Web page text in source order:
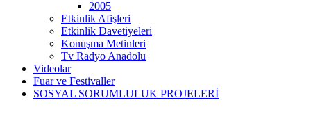
2005
Etkinlik Afişleri
Etkinlik Davetiyeleri
Konuşma Metinleri
Tv Radyo Anadolu
Videolar
Fuar ve Festivaller
SOSYAL SORUMLULUK PROJELERİ